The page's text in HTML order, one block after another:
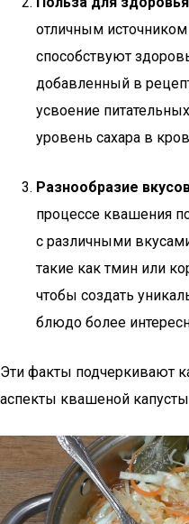
отличным
способствуют
добавленный в
усвоение
уровень сахара в
Разнообразие
процессе квашения
с различными
такие как тмин или
чтобы создать
блюдо более
Эти факты подчеркивают
аспекты квашеной